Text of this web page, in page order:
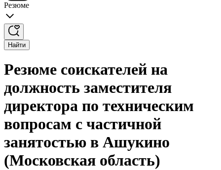
Резюме
Найти
Резюме соискателей на
должность заместителя
директора по техническим
вопросам с частичной
занятостью в Ашукино
(Московская область)